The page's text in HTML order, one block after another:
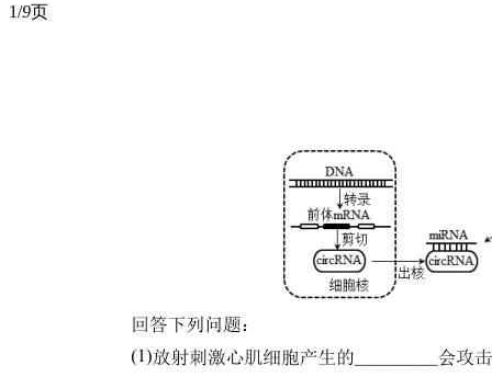
1/9页